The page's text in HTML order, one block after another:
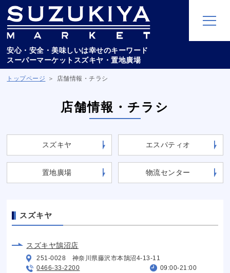
安心・安全・美味しいは幸せのキーワード
スーパーマーケットスズキヤ・置地廣場
トップページ 店舗情報・チラシ
店舗情報・チラシ
スズキヤ エスパティオ
置地廣場 物流センター
スズキヤ
スズキヤ鵠沼店
251-0028 神奈川県藤沢市本鵠沼4-13-11
0466-33-2200
09:00-21:00